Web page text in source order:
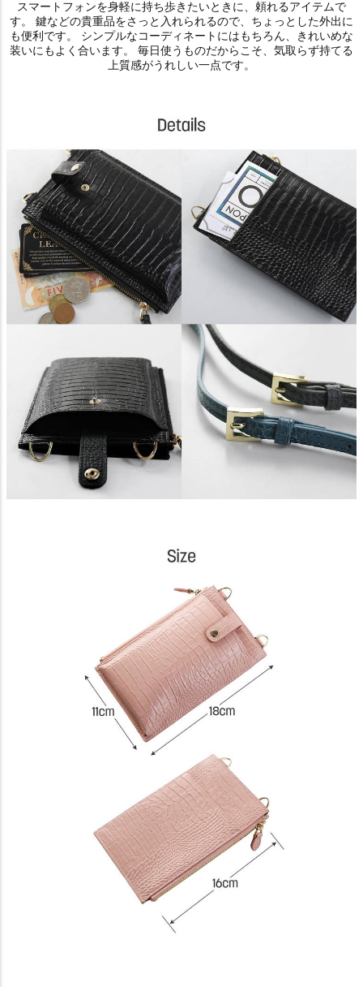
スマートフォンを身軽に持ち歩きたいときに、頼れるアイテムで
す。 鍵などの貴重品をさっと入れられるので、ちょっとした外出に
も便利です。 シンプルなコーディネートにはもちろん、きれいめな
装いにもよく合います。 毎日使うものだからこそ、気取らず持てる
上質感がうれしい一点です。